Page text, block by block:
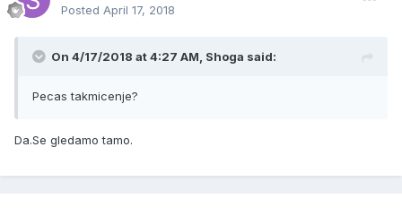
Posted April 17, 2018
On 4/17/2018 at 4:27 AM, Shoga said:
Pecas takmicenje?
Da.Se gledamo tamo.